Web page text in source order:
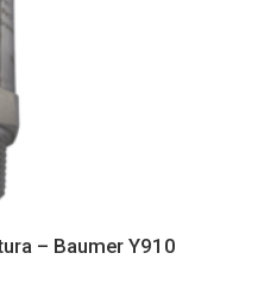
– Baumer Y910